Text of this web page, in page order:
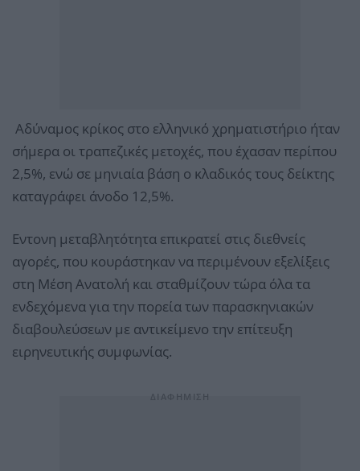
Αδύναμος κρίκος στο ελληνικό χρηματιστήριο ήταν
σήμερα οι τραπεζικές μετοχές, που έχασαν περίπου
2,5%, ενώ σε μηνιαία βάση ο κλαδικός τους δείκτης
καταγράφει άνοδο 12,5%.
Εντονη μεταβλητότητα επικρατεί στις διεθνείς
αγορές, που κουράστηκαν να περιμένουν εξελίξεις
στη Μέση Ανατολή και σταθμίζουν τώρα όλα τα
ενδεχόμενα για την πορεία των παρασκηνιακών
διαβουλεύσεων με αντικείμενο την επίτευξη
ειρηνευτικής συμφωνίας.